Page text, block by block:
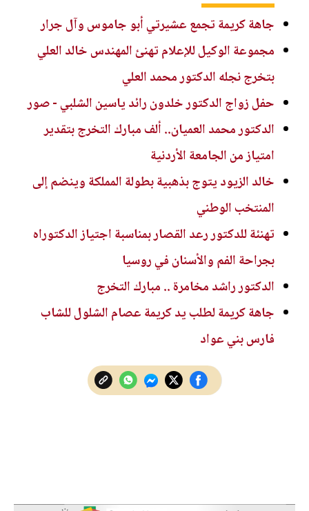
جاهة كريمة تجمع عشيرتي أبو جاموس وآل جرار
مجموعة الوكيل للإعلام تهنئ المهندس خالد العلي
بتخرج نجله الدكتور محمد العلي
حفل زواج الدكتور خلدون رائد ياسين الشلبي - صور
الدكتور محمد العميان.. ألف مبارك التخرج بتقدير
امتياز من الجامعة الأردنية
خالد الزيود يتوج بذهبية بطولة المملكة وينضم إلى
المنتخب الوطني
تهنئة للدكتور رعد القصار بمناسبة اجتياز الدكتوراه
بجراحة الفم والأسنان في روسيا
الدكتور راشد مخامرة .. مبارك التخرج
جاهة كريمة لطلب يد كريمة عصام الشلول للشاب
فارس بني عواد